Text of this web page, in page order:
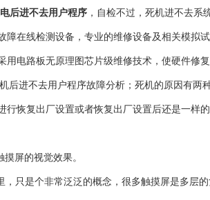
后进不去用户程序 ，自检不过，死机进不去系
障在线检测设备，专业的维修设备及相关模拟
用电路板无原理图芯片级维修技术，使硬件修
后进不去用户程序故障分析；死机的原因有
行恢复出厂设置或者恢复出厂设置后还是一样
屏的视觉效果。
，只是个非常泛泛的概念，很多触摸屏是多层